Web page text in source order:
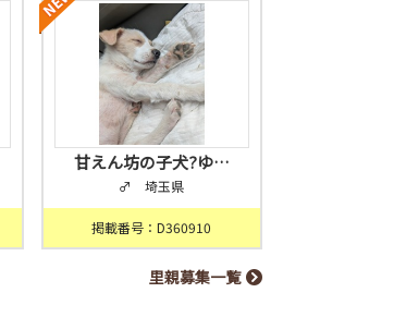
甘えん坊の子犬?ゆ…
♂ 埼玉県
掲載番号：D360910
里親募集一覧